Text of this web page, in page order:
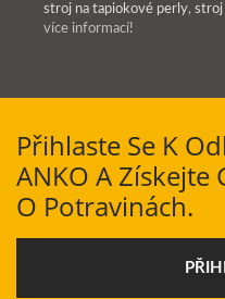
stroj na tapiokové perly, stroj
více informací!
Přihlaste Se K
ANKO A
O Potravinách.